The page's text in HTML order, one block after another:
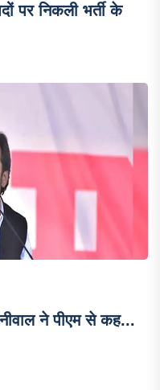
पर निकली भर्ती के
ने पीएम से कह...